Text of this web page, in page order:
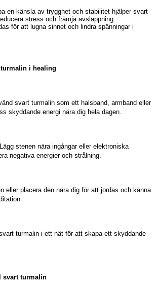
en känsla av trygghet och stabilitet hjälper svart
stress och främja avslappning.
för att lugna sinnet och lindra spänningar i
i healing
svart turmalin som ett halsband, armband eller
skyddande energi nära dig hela dagen.
Lägg stenen nära ingångar eller elektroniska
negativa energier och strålning.
eller placera den nära dig för att jordas och känna
turmalin i ett nät för att skapa ett skyddande
svart turmalin